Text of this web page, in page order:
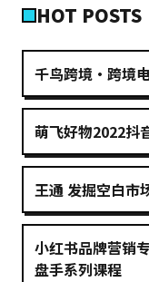
HOT POSTS
千鸟跨境·跨境
萌飞好物2022抖
王通 发掘空白市
小红书品牌营销
盘手系列课程